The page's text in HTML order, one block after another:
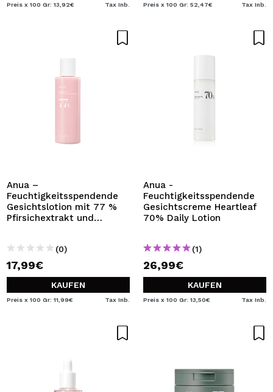
Preis x 100 Gr: 13,92€ Tax Inb. Preis x 100 Gr: 52,47€ Tax Inb.
Anua –
Feuchtigkeitsspendende
Gesichtslotion mit 77 %
Pfirsichextrakt und
(0)
17,99€
KAUFEN
Preis x 100 Gr: 11,99€ Tax Inb.
Anua -
Feuchtigkeitsspendende
Gesichtscreme Heartleaf
70% Daily Lotion
(1)
26,99€
KAUFEN
Preis x 100 Gr: 13,50€ Tax Inb.